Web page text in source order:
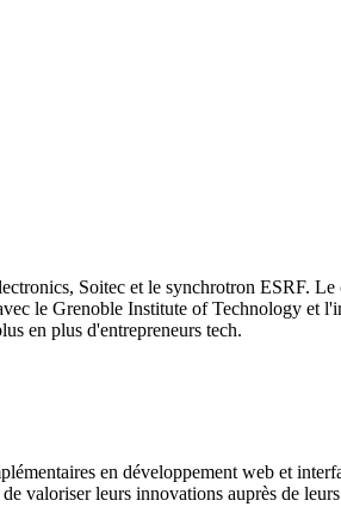
Soitec et le synchrotron ESRF.
le Grenoble Institute of Technology
en plus d'entrepreneurs tech.
en développement web et
valoriser leurs innovations auprès de